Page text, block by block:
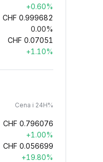
+0.60%
CHF 0.999682
0.00%
CHF 0.07051
+1.10%
Cena i 24H%
CHF 0.796076
+1.00%
CHF 0.056699
+19.80%